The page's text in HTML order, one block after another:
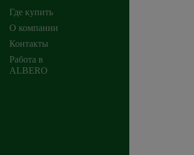
Где купить
О компании
Контакты
Работа в
ALBERO